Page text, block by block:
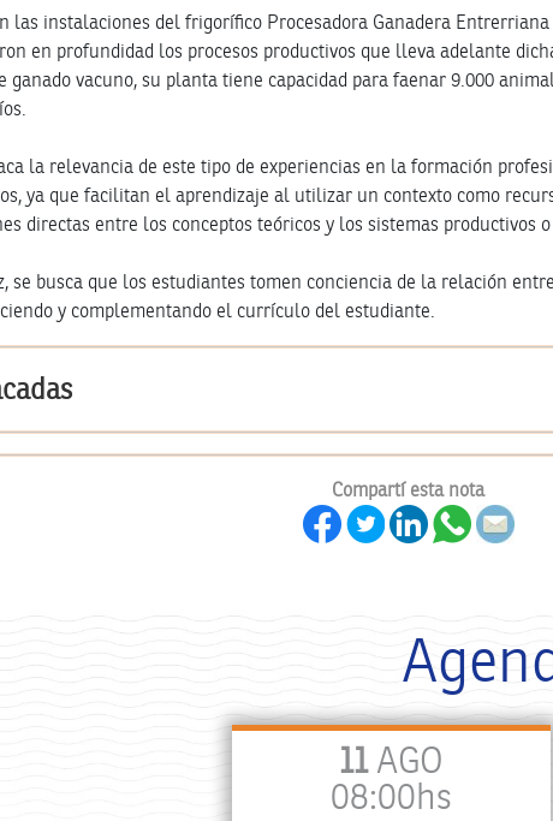
las instalaciones del frigorífico Procesadora Ganadera Entrerriana
en profundidad los procesos productivos que lleva adelante
ganado vacuno, su planta tiene capacidad para faenar 9.000
la relevancia de este tipo de experiencias en la formación
ya que facilitan el aprendizaje al utilizar un contexto como
directas entre los conceptos teóricos y los sistemas productivos
se busca que los estudiantes tomen conciencia de la relación
y complementando el currículo del estudiante.
Compartí esta nota
11 AGO
08:00hs